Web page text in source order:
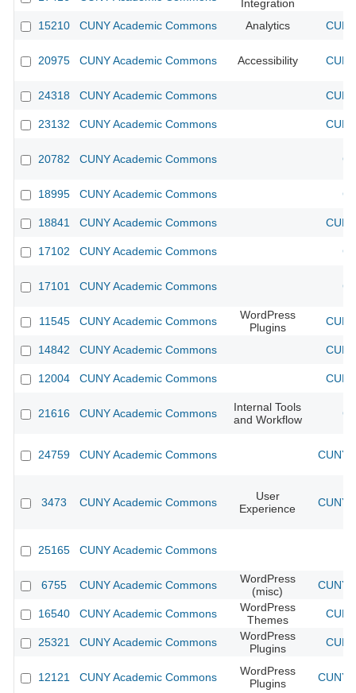
Integration
15210 CUNY Academic Commons Analytics
20975 CUNY Academic Commons Accessibility
24318 CUNY Academic Commons
23132 CUNY Academic Commons
20782 CUNY Academic Commons
18995 CUNY Academic Commons
18841 CUNY Academic Commons
17102 CUNY Academic Commons
17101 CUNY Academic Commons
11545 CUNY Academic Commons
WordPress
Plugins
14842 CUNY Academic Commons
12004 CUNY Academic Commons
21616 CUNY Academic Commons
Internal Tools
and Workflow
24759 CUNY Academic Commons CUNY
3473 CUNY Academic Commons
User
Experience
CUNY
25165 CUNY Academic Commons
6755 CUNY Academic Commons
WordPress
(misc)
CUNY
16540 CUNY Academic Commons
WordPress
Themes
25321 CUNY Academic Commons
WordPress
Plugins
12121 CUNY Academic Commons
WordPress
Plugins
CUNY